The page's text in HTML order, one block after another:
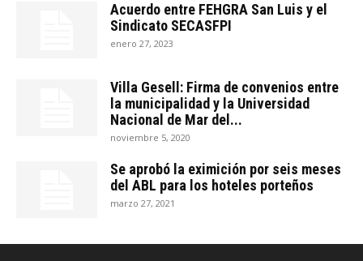
Acuerdo entre FEHGRA San Luis y el
Sindicato SECASFPI
enero 27, 2023
Villa Gesell: Firma de convenios entre
la municipalidad y la Universidad
Nacional de Mar del...
noviembre 5, 2020
Se aprobó la eximición por seis meses
del ABL para los hoteles porteños
marzo 27, 2021